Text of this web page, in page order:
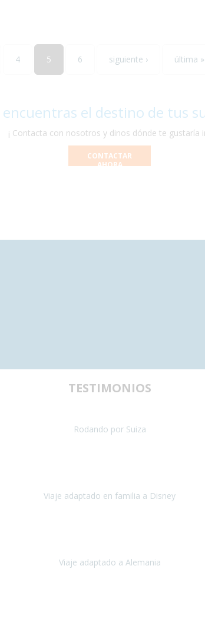
4 5 6 siguiente › última »
encuentras el destino de tus
¡ Contacta con nosotros y dinos dónde te gustaría
CONTACTAR
AHORA
TESTIMONIOS
Rodando por Suiza
Viaje adaptado en familia a Disney
Viaje adaptado a Alemania